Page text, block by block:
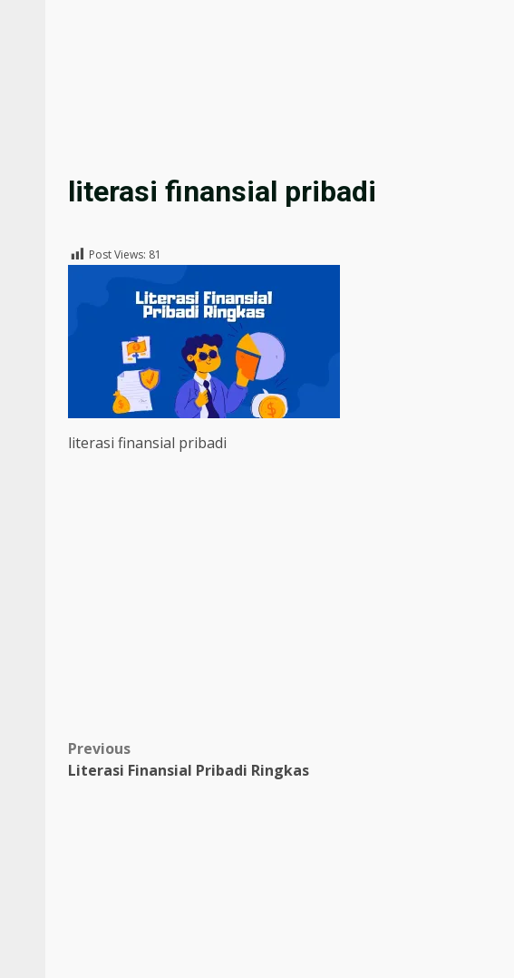
literasi finansial pribadi
Post Views: 81
literasi finansial pribadi
Post
Previous
Literasi Finansial Pribadi Ringkas